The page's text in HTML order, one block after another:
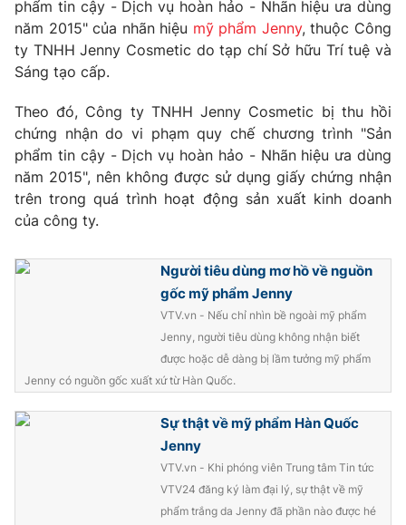
Câu chuyện quốc tế
Tài chính
Thị trường
Dữ liệu và đời sống
Truyền hình
Phim VTV
Hậu trường
Nhân vật
Khán giả
Giải sao mai
Giải trí
Điện ảnh
Âm nhạc
Đời sống
Du lịch
Làm đẹp
Chất lượng cuộc sống
Tuyển sinh
Hitech Công nghệ tương lai
Giao lưu trực tuyến
Lịch phát sóng
Podcast
phẩm tin cậy - Dịch vụ hoàn hảo - Nhãn hiệu ưa dùng
năm 2015" của nhãn hiệu mỹ phẩm Jenny, thuộc Công
ty TNHH Jenny Cosmetic do tạp chí Sở hữu Trí tuệ và
Sáng tạo cấp.
Theo đó, Công ty TNHH Jenny Cosmetic bị thu hồi
chứng nhận do vi phạm quy chế chương trình "Sản
phẩm tin cậy - Dịch vụ hoàn hảo - Nhãn hiệu ưa dùng
năm 2015", nên không được sử dụng giấy chứng nhận
trên trong quá trình hoạt động sản xuất kinh doanh
của công ty.
Người tiêu dùng mơ hồ về nguồn
gốc mỹ phẩm Jenny
VTV.vn - Nếu chỉ nhìn bề ngoài mỹ phẩm
Jenny, người tiêu dùng không nhận biết
được hoặc dễ dàng bị lầm tưởng mỹ phẩm
Jenny có nguồn gốc xuất xứ từ Hàn Quốc.
Sự thật về mỹ phẩm Hàn Quốc
Jenny
VTV.vn - Khi phóng viên Trung tâm Tin tức
VTV24 đăng ký làm đại lý, sự thật về mỹ
phẩm trắng da Jenny đã phần nào được hé